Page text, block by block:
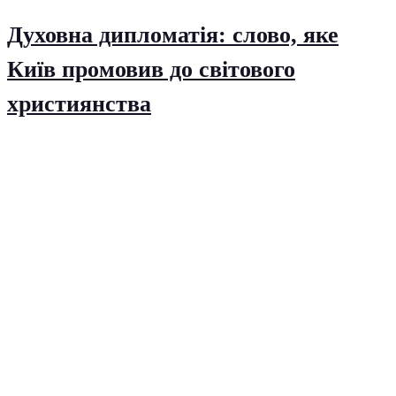
Духовна дипломатія: слово, яке
Київ промовив до світового
християнства